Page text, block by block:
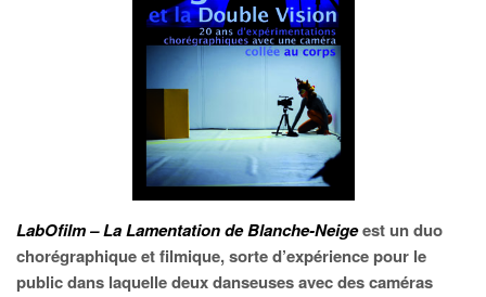
LabOfilm – La Lamentation de Blanche-Neigeest un duo
chorégraphique et filmique, sorte d’expérience pour le
public dans laquelle deux danseuses avec des caméras